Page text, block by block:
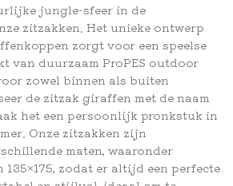
jungle-sfeer in de
zitzakken. Het unieke ontwerp
zorgt voor een speelse
van duurzaam ProPES outdoor
zowel binnen als buiten
de zitzak giraffen met de naam
het een persoonlijk pronkstuk in
Onze zitzakken zijn
maten, waaronder
135×175, zodat er altijd een perfecte